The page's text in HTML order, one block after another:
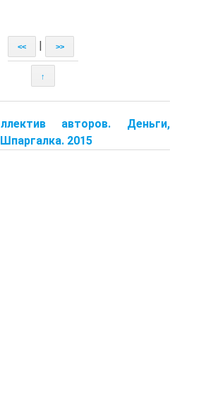
<< >>
↑
авторов. Деньги,
2015